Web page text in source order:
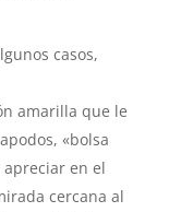
casos,
amarilla que le
«bolsa
en el
cercana al